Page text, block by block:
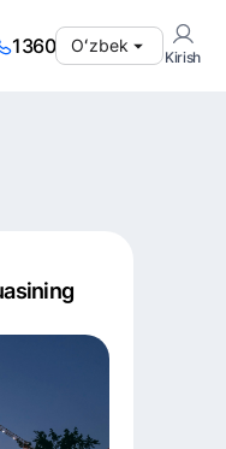
1360 Оʻzbek
Kirish